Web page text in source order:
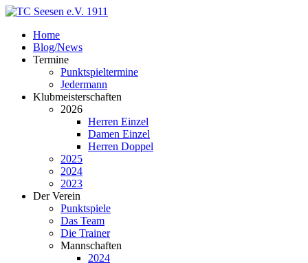
Home
Blog/News
Termine
Punktspieltermine
Jedermann
Klubmeisterschaften
2026
Herren Einzel
Damen Einzel
Herren Doppel
2025
2024
2023
Der Verein
Punktspiele
Das Team
Die Trainer
Mannschaften
2024